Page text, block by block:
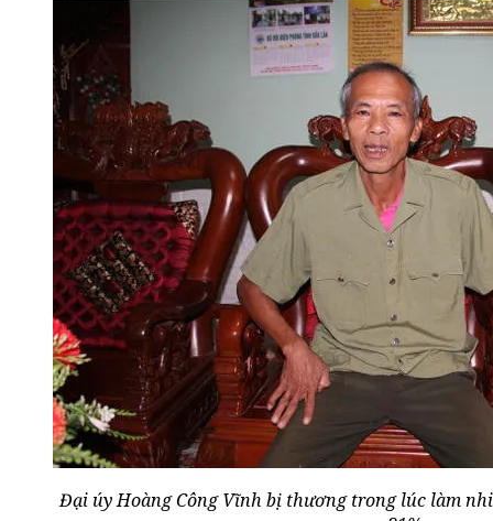
Đại úy Hoàng Công Vĩnh bị thương trong lúc làm